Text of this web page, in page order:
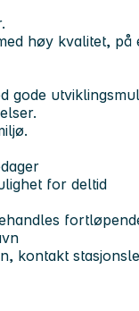
høy kvalitet,
gode
for deltid
kontakt